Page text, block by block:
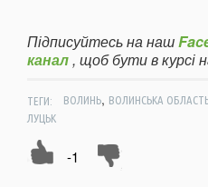
Підписуйтесь на наш
канал, щоб бути в курсі
ТЕГИ: ВОЛИНЬ, ВОЛИНСЬКА
ЛУЦЬК
-1